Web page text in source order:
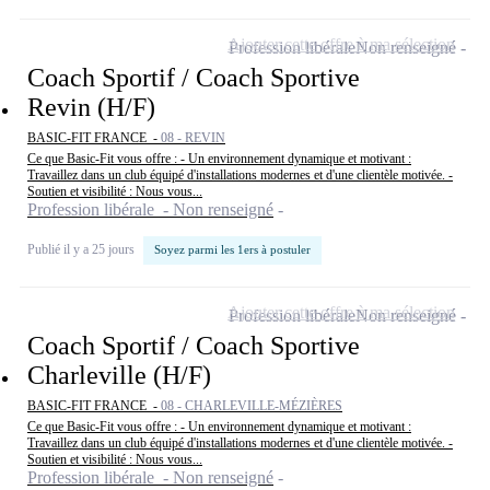
Coach Sportif / Coach Sportive
Revin (H/F)
BASIC-FIT FRANCE - 08 - REVIN
Ce que Basic-Fit vous offre : - Un environnement dynamique et motivant :
Travaillez dans un club équipé d'installations modernes et d'une clientèle motivée. -
Soutien et visibilité : Nous vous...
Profession libérale - Non renseigné
Publié il y a 25 jours Soyez parmi les 1ers à postuler
Profession libéraleNon renseigné
Ajouter cette offre à ma sélection
Coach Sportif / Coach Sportive
Charleville (H/F)
BASIC-FIT FRANCE - 08 - CHARLEVILLE-MÉZIÈRES
Ce que Basic-Fit vous offre : - Un environnement dynamique et motivant :
Travaillez dans un club équipé d'installations modernes et d'une clientèle motivée. -
Soutien et visibilité : Nous vous...
Profession libérale - Non renseigné
Profession libéraleNon renseigné
Ajouter cette offre à ma sélection